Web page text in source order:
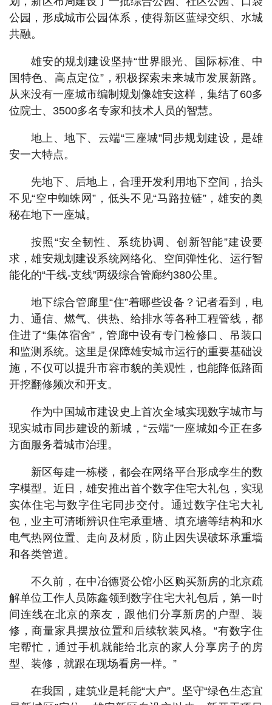
公园，形成城市公园体系，使得新区蓝绿交织、水城
共融。
雄安的规划建设坚持“世界眼光、国际标准、中
国特色、高点定位”，积极探索未来城市发展新路。
从来没有一座城市编制规划像雄安这样，集结了60多
位院士、3500多名专家和技术人员的智慧。
地上、地下、云端“三座城”同步规划建设，是雄
安一大特点。
先地下、后地上，合理开发利用地下空间，抬头
不见“空中蜘蛛网”，低头不见“马路拉链”，雄安的奥
秘在地下一座城。
按照“安全韧性、系统协调、创新智能”建设要
求，雄安规划建设系统网络化、空间弹性化、运行智
能化的“干线-支线”两级综合管廊约380公里。
地下综合管廊里“住”着哪些设备？记者看到，电
力、通信、燃气、供热、给排水等各种工程管线，都
住进了“集体宿舍”，管廊中设有专门检修口、吊装口
和监测系统。这里是保障雄安城市运行的重要基础设
施，不仅可以提升市容市貌的美观性，也能降低路面
开挖翻修频次和开支。
作为中国城市建设史上首次全域实现数字城市与
现实城市同步建设的新城，“云端”一座城如今正在多
方面服务着城市治理。
新区每建一栋楼，都会在网络平台形成孪生的数
字模型。近日，雄安推出首个数字住宅大礼包，实现
实体住宅与数字住宅同步交付。通过数字住宅大礼
包，业主可清晰辨识住宅承重墙、填充墙等结构和水
电气热网位置、走向及材质，防止因失误破坏承重墙
和各类管道。
不久前，在中冶德贤公馆小区购买新房的北京疏
解单位工作人员陈鑫领到数字住宅大礼包后，第一时
间连线在北京的亲友，跟他们分享新房的户型、装
修，商量家具摆放位置和后续软装风格。“有数字住
宅帮忙，通过手机就能给北京的家人分享房子的房
型、装修，就跟在现场看房一样。”
在我国，建筑业是耗能“大户”。坚守“绿色生态宜